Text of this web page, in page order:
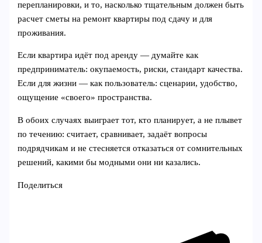
перепланировки, и то, насколько тщательным должен быть
расчет сметы на ремонт квартиры под сдачу и для
проживания.
Если квартира идёт под аренду — думайте как
предприниматель: окупаемость, риски, стандарт качества.
Если для жизни — как пользователь: сценарии, удобство,
ощущение «своего» пространства.
В обоих случаях выиграет тот, кто планирует, а не плывет
по течению: считает, сравнивает, задаёт вопросы
подрядчикам и не стесняется отказаться от сомнительных
решений, какими бы модными они ни казались.
Поделиться